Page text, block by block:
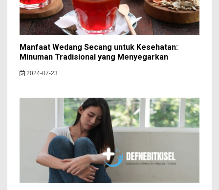
Manfaat Wedang Secang untuk Kesehatan:
Minuman Tradisional yang Menyegarkan
2024-07-23